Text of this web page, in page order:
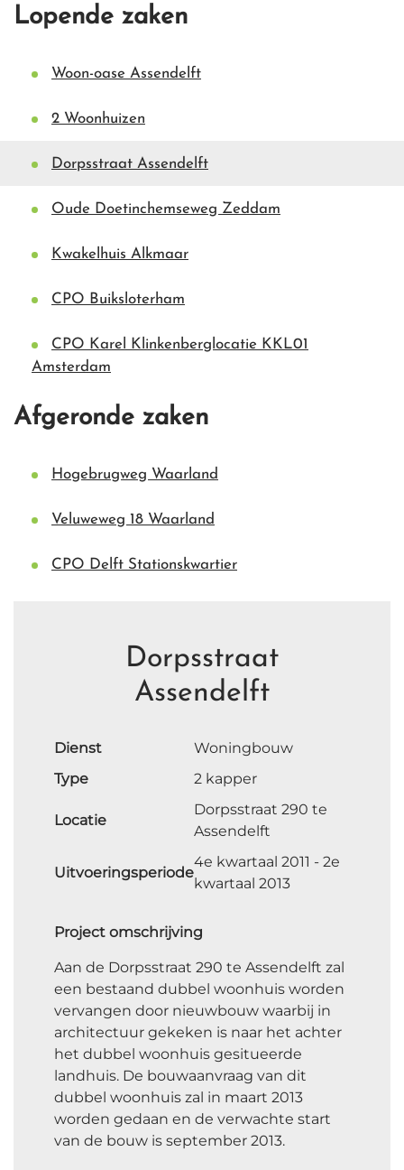
Lopende zaken
Woon-oase Assendelft
2 Woonhuizen
Dorpsstraat Assendelft
Oude Doetinchemseweg Zeddam
Kwakelhuis Alkmaar
CPO Buiksloterham
CPO Karel Klinkenberglocatie KKL01
Amsterdam
Afgeronde zaken
Hogebrugweg Waarland
Veluweweg 18 Waarland
CPO Delft Stationskwartier
Dorpsstraat
Assendelft
Dienst
Woningbouw
Type
2 kapper
Locatie
Dorpsstraat 290 te
Assendelft
Uitvoeringsperiode
4e kwartaal 2011 - 2e
kwartaal 2013
Project omschrijving
Aan de Dorpsstraat 290 te Assendelft zal
een bestaand dubbel woonhuis worden
vervangen door nieuwbouw waarbij in
architectuur gekeken is naar het achter
het dubbel woonhuis gesitueerde
landhuis. De bouwaanvraag van dit
dubbel woonhuis zal in maart 2013
worden gedaan en de verwachte start
van de bouw is september 2013.